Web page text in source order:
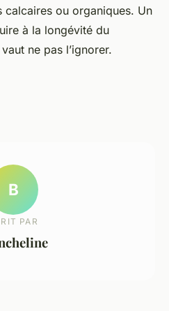
calcaires ou organiques. Un
à la longévité du
ne pas l’ignorer.
B
PAR